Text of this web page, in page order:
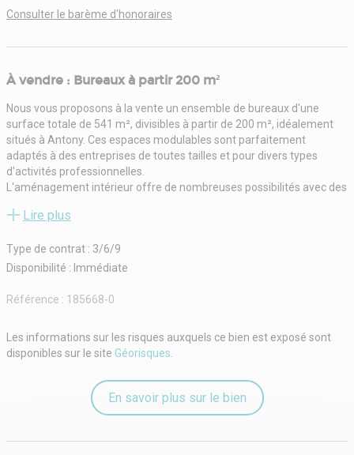
Consulter le barème d'honoraires
À vendre : Bureaux à partir 200 m²
Nous vous proposons à la vente un ensemble de bureaux d'une
surface totale de 541 m², divisibles à partir de 200 m², idéalement
situés à Antony. Ces espaces modulables sont parfaitement
adaptés à des entreprises de toutes tailles et pour divers types
d'activités professionnelles.
L'aménagement intérieur offre de nombreuses possibilités avec des
zones de stockage. Le bien bénéficie de matériaux modernes et
agréable.
Situé dans une zone d'activités stratégique, l'immeuble est
à proximité des transports en commun (RER B, bus). L'emplacement
Un bien idéal pour toute entreprise à la recherche d'un espace
fonctionnel dans un cadre dynamique.
votre futur bureau. Contactez-nous dès aujourd'hui pour plus
d'informations ou pour organiser une visite !
Lire plus
Type de contrat : 3/6/9
Disponibilité : Immédiate
Référence : 185668-0
Les informations sur les risques auxquels ce bien est exposé sont
disponibles sur le site Géorisques.
En savoir plus sur le bien